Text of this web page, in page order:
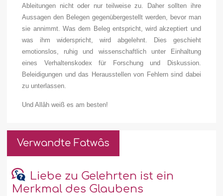
Ableitungen nicht oder nur teilweise zu. Daher sollten ihre
Aussagen den Belegen gegenübergestellt werden, bevor man
sie annimmt. Was dem Beleg entspricht, wird akzeptiert und
was ihm widerspricht, wird abgelehnt. Dies geschieht
emotionslos, ruhig und wissenschaftlich unter Einhaltung
eines Verhaltenskodex für Forschung und Diskussion.
Beleidigungen und das Herausstellen von Fehlern sind dabei
zu unterlassen.
Und Allâh weiß es am besten!
Verwandte Fatwâs
Liebe zu Gelehrten ist ein
Merkmal des Glaubens